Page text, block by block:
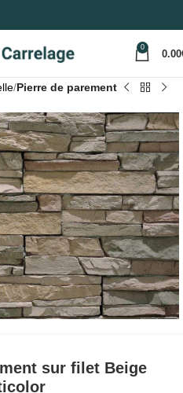
0
0.00
Pierre de parement
sur filet Beige